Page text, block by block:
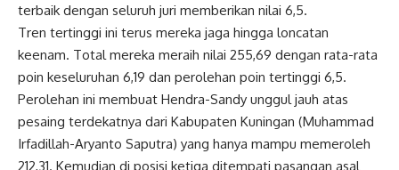
terbaik dengan seluruh juri memberikan nilai 6,5.
Tren tertinggi ini terus mereka jaga hingga loncatan
keenam. Total mereka meraih nilai 255,69 dengan rata-rata
poin keseluruhan 6,19 dan perolehan poin tertinggi 6,5.
Perolehan ini membuat Hendra-Sandy unggul jauh atas
pesaing terdekatnya dari Kabupaten Kuningan (Muhammad
Irfadillah-Aryanto Saputra) yang hanya mampu memeroleh
212,31. Kemudian di posisi ketiga ditempati pasangan asal